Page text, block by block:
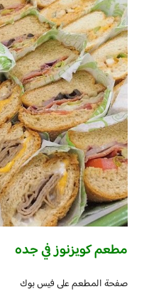
مطعم كويزنوز في جده
صفحة المطعم على فيس بوك